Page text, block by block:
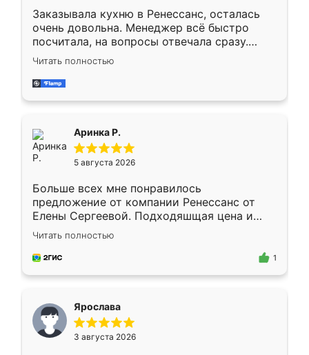
Заказывала кухню в Ренессанс, осталась
очень довольна. Менеджер всё быстро
посчитала, на вопросы отвечала сразу.
Замерщик приехал в субботу, подошёл к
делу со всей ответственностью. Собрали
за день, ребята работали аккуратно, даже
Читать полностью
Аринка Р.
5 августа 2026
Больше всех мне понравилось
предложение от компании Ренессанс от
Елены Сергеевой. Подходяшщая цена и
короткие сроки изготовления. Приехавший
для замера сотрудник Владислав
предложил по моему эскизу самый
Читать полностью
1
Ярослава
3 августа 2026